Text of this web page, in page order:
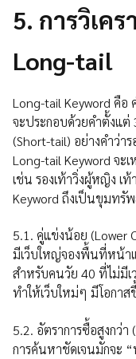
5. การวิเค
Long-tail
Long-tail Keyword คือ
จะประกอบด้วยคำตั้งแต่
(Short-tail) อย่างคำว่า
Long-tail Keyword จะ
เช่น รองเท้าวิ่งผู้หญิง เ
Keyword ถึงเป็นขุมทรั
5.1. คู่แข่งน้อย (Lower
มีเว็บใหญ่จองพื้นที่หน้า
สำหรับคนวัย 40 ที่ไม่มีเ
ทำให้เว็บใหม่ๆ มีโอกา
5.2. อัตราการซื้อสูงกว่
การค้นหาชัดเจนมักจะ